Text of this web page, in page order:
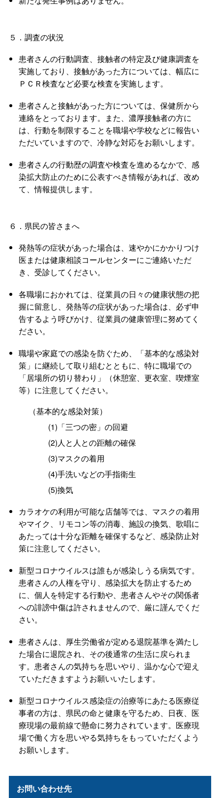
５．調査の状況
患者さんの行動調査、接触者の特定及び健康調査を
実施しており、接触があった方については、幅広に
ＰＣＲ検査など必要な検査を実施します。
患者さんと接触があった方については、保健所から
連絡をとっております。また、濃厚接触者の方に
は、行動を制限することを職場や学校などに報告い
ただいていますので、冷静な対応をお願いします。
患者さんの行動歴の調査や検査を進めるなかで、感
染拡大防止のために公表すべき情報があれば、改め
て、情報提供します。
６．県民の皆さまへ
発熱等の症状があった場合は、速やかにかかりつけ
医または健康相談コールセンターにご連絡いただ
き、受診してください。
各職場におかれては、従業員の日々の健康状態の把
握に留意し、発熱等の症状があった場合は、必ず申
告するよう呼びかけ、従業員の健康管理に努めてく
ださい。
職場や家庭での感染を防ぐため、「基本的な感染対
策」に継続して取り組むとともに、特に職場での
「居場所の切り替わり」（休憩室、更衣室、喫煙室
等）に注意してください。
（基本的な感染対策）
(1)「三つの密」の回避
(2)人と人との距離の確保
(3)マスクの着用
(4)手洗いなどの手指衛生
(5)換気
カラオケの利用が可能な店舗等では、マスクの着用
やマイク、リモコン等の消毒、施設の換気、歌唱に
あたっては十分な距離を確保するなど、感染防止対
策に注意してください。
新型コロナウイルスは誰もが感染しうる病気です。
患者さんの人権を守り、感染拡大を防止するため
に、個人を特定する行動や、患者さんやその関係者
への誹謗中傷は許されませんので、厳に謹んでくだ
さい。
患者さんは、厚生労働省が定める退院基準を満たし
た場合に退院され、その後通常の生活に戻られま
す。患者さんの気持ちを思いやり、温かな心で迎え
ていただきますようお願いいたします。
新型コロナウイルス感染症の治療等にあたる医療従
事者の方は、県民の命と健康を守るため、日夜、医
療現場の最前線で懸命に努力されています。医療現
場で働く方を思いやる気持ちをもっていただくよう
お願いします。
お問い合わせ先